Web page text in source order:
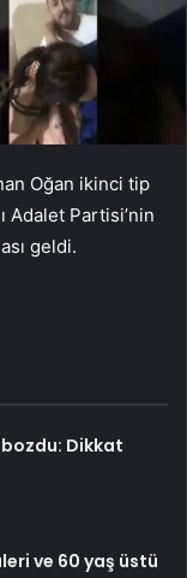
Oğan ikinci tip
Adalet Partisi’nin
geldi.
bozdu: Dikkat
ve 60 yaş üstü